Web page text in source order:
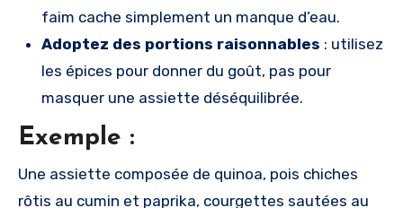
faim cache simplement un manque d’eau.
Adoptez des portions raisonnables : utilisez
les épices pour donner du goût, pas pour
masquer une assiette déséquilibrée.
Exemple :
Une assiette composée de quinoa, pois chiches
rôtis au cumin et paprika, courgettes sautées au